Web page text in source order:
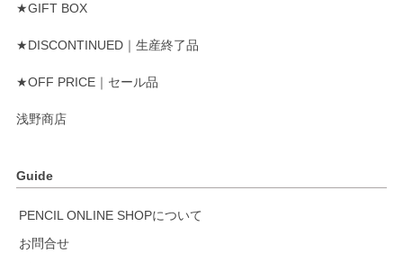
★GIFT BOX
★DISCONTINUED｜生産終了品
★OFF PRICE｜セール品
浅野商店
Guide
PENCIL ONLINE SHOPについて
お問合せ